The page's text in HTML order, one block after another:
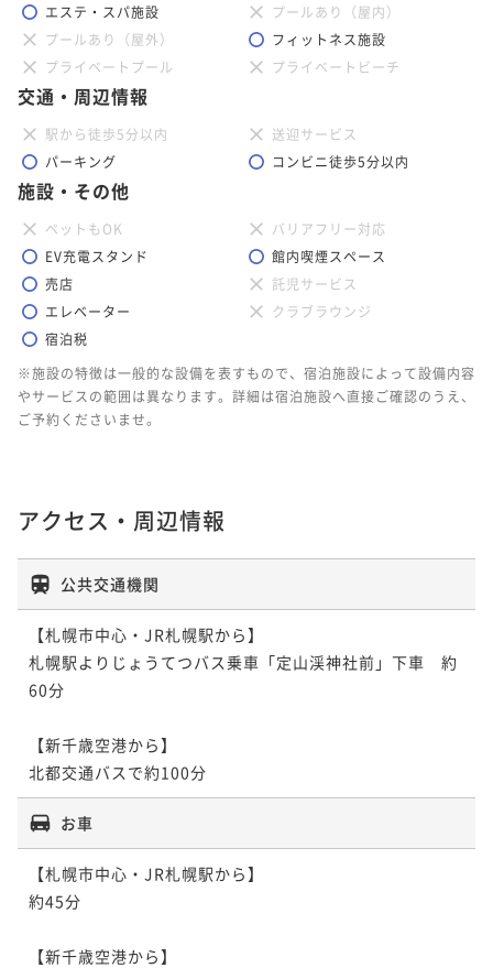
エステ・スパ施設
プールあり（屋内）
プールあり（屋外）
フィットネス施設
プライベートプール
プライベートビーチ
交通・周辺情報
駅から徒歩5分以内
送迎サービス
パーキング
コンビニ徒歩5分以内
施設・その他
ペットもOK
バリアフリー対応
EV充電スタンド
館内喫煙スペース
売店
託児サービス
エレベーター
クラブラウンジ
宿泊税
※施設の特徴は一般的な設備を表すもので、宿泊施設によって設備内容
やサービスの範囲は異なります。詳細は宿泊施設へ直接ご確認のうえ、
ご予約くださいませ。
アクセス・周辺情報
公共交通機関
【札幌市中心・JR札幌駅から】
札幌駅よりじょうてつバス乗車「定山渓神社前」下車　約
60分
【新千歳空港から】
お車
【札幌市中心・JR札幌駅から】
約45分
【新千歳空港から】